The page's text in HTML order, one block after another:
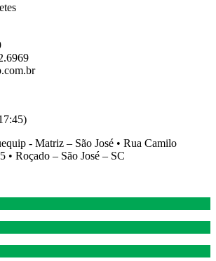
- Matriz – São José • Rua Camilo
• Roçado – São José – SC